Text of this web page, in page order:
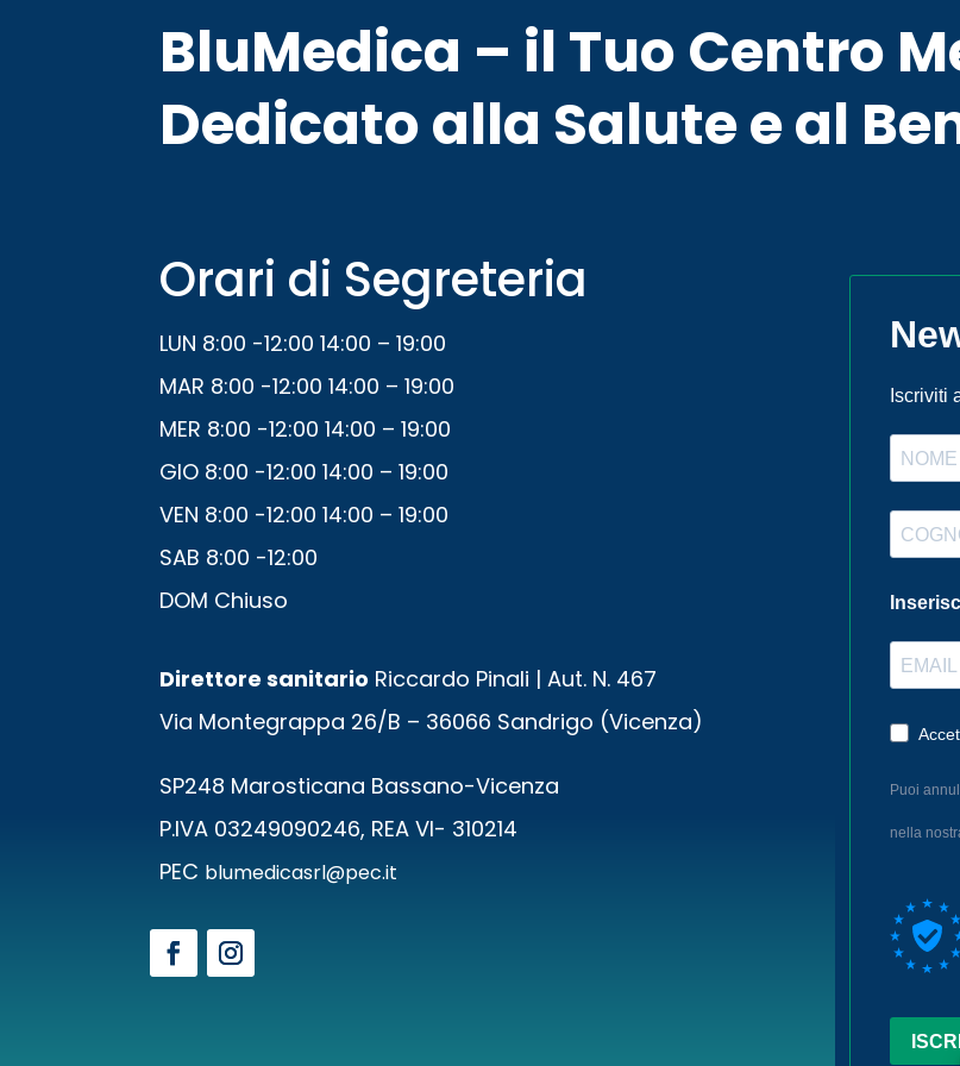
BluMedica – il Tuo Centro
Dedicato alla Salute e al
Orari di Segreteria
LUN 8:00 -12:00 14:00 – 19:00
MAR 8:00 -12:00 14:00 – 19:00
MER 8:00 -12:00 14:00 – 19:00
GIO 8:00 -12:00 14:00 – 19:00
VEN 8:00 -12:00 14:00 – 19:00
SAB 8:00 -12:00
DOM Chiuso
Direttore sanitario Riccardo Pinali | Aut. N. 467
Via Montegrappa 26/B – 36066 Sandrigo (Vicenza)
SP248 Marosticana Bassano-Vicenza
P.IVA 03249090246, REA VI- 310214
PEC blumedicasrl@pec.it
Iscriviti
Puoi
nella